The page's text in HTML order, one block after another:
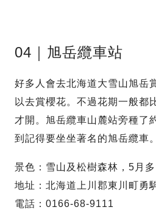
04｜旭岳纜車站
好多人會去北海道大雪山旭岳
以去賞櫻花。不過花期一般都
才開。旭岳纜車山麓站旁種了
到記得要坐坐著名的旭岳纜車。
景色：雪山及松樹森林，5月多
地址：北海道上川郡東川町勇
電話：0166-68-9111